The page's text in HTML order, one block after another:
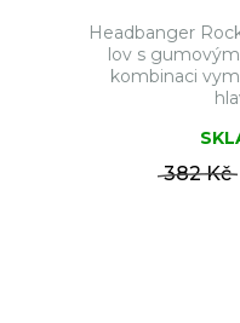
Headbanger
lov s
kombinaci
382 Kč